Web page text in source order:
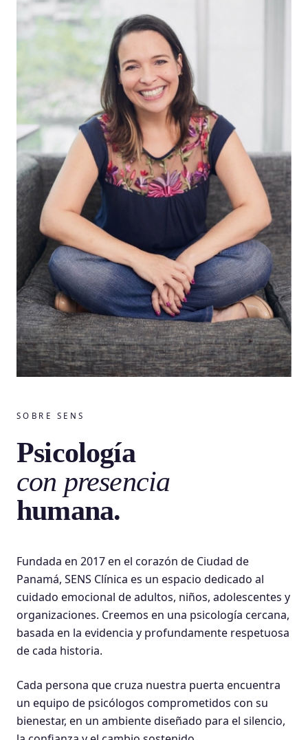
SOBRE SENS
Psicología
con presencia
humana.
Fundada en 2017 en el corazón de Ciudad de
Panamá, SENS Clínica es un espacio dedicado al
cuidado emocional de adultos, niños, adolescentes y
organizaciones. Creemos en una psicología cercana,
basada en la evidencia y profundamente respetuosa
de cada historia.
Cada persona que cruza nuestra puerta encuentra
un equipo de psicólogos comprometidos con su
bienestar, en un ambiente diseñado para el silencio,